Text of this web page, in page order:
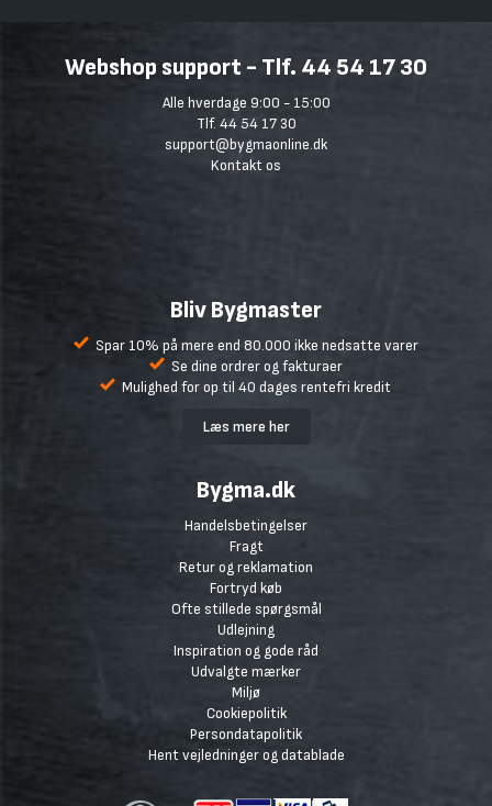
Webshop support - Tlf. 44 54 17 30
Alle hverdage 9:00 - 15:00
Tlf. 44 54 17 30
support@bygmaonline.dk
Kontakt os
Bliv Bygmaster
Spar 10% på mere end 80.000 ikke nedsatte varer
Se dine ordrer og fakturaer
Mulighed for op til 40 dages rentefri kredit
Læs mere her
Bygma.dk
Handelsbetingelser
Fragt
Retur og reklamation
Fortryd køb
Ofte stillede spørgsmål
Udlejning
Inspiration og gode råd
Udvalgte mærker
Miljø
Cookiepolitik
Persondatapolitik
Hent vejledninger og datablade